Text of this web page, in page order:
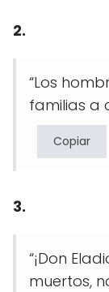
2.
“Los
familias a
Copiar
3.
“¡Don
muertos,